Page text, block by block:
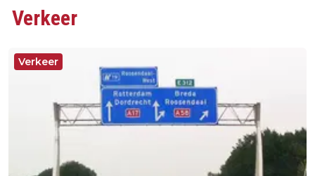
Verkeer
Verkeer